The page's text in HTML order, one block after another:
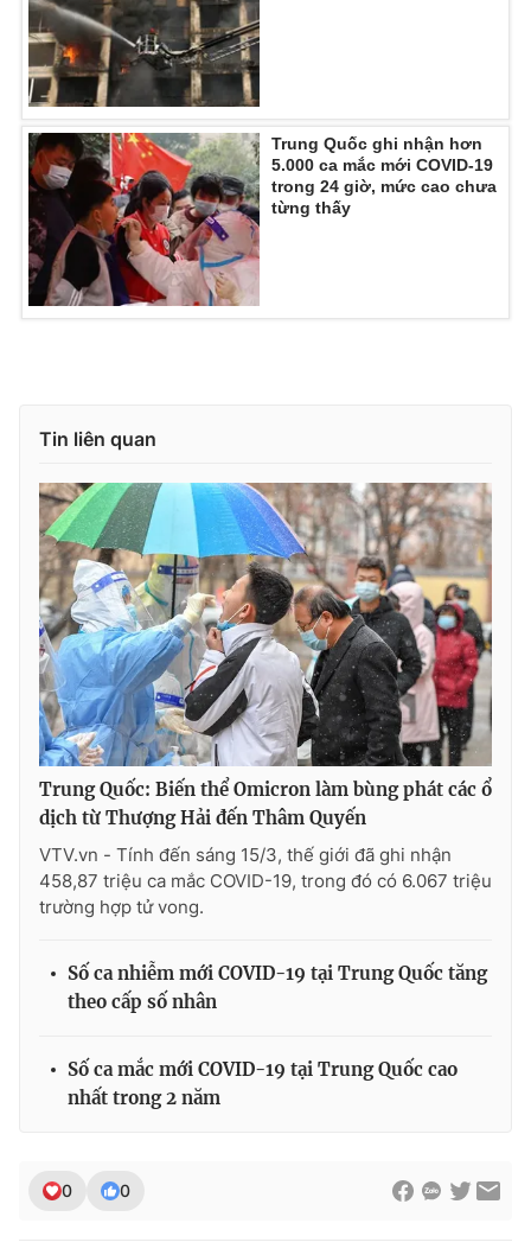
Ðiện thoại Thời báo VTV:
024.66 897 897
Email:toasoan@vtv.vn
Liên hệ quảng cáo:024-7300.7108
thuận bằng văn bản. Ghi rõ nguồn VTV.vn khi phát hành lại
Trung Quốc ghi nhận hơn
5.000 ca mắc mới COVID-19
trong 24 giờ, mức cao chưa
từng thấy
Tin liên quan
Trung Quốc: Biến thể Omicron làm bùng phát các ổ
dịch từ Thượng Hải đến Thâm Quyến
VTV.vn - Tính đến sáng 15/3, thế giới đã ghi nhận
458,87 triệu ca mắc COVID-19, trong đó có 6.067 triệu
trường hợp tử vong.
Số ca nhiễm mới COVID-19 tại Trung Quốc tăng
theo cấp số nhân
Số ca mắc mới COVID-19 tại Trung Quốc cao
nhất trong 2 năm
0 0